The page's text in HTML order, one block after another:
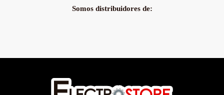
Somos distribuidores de: